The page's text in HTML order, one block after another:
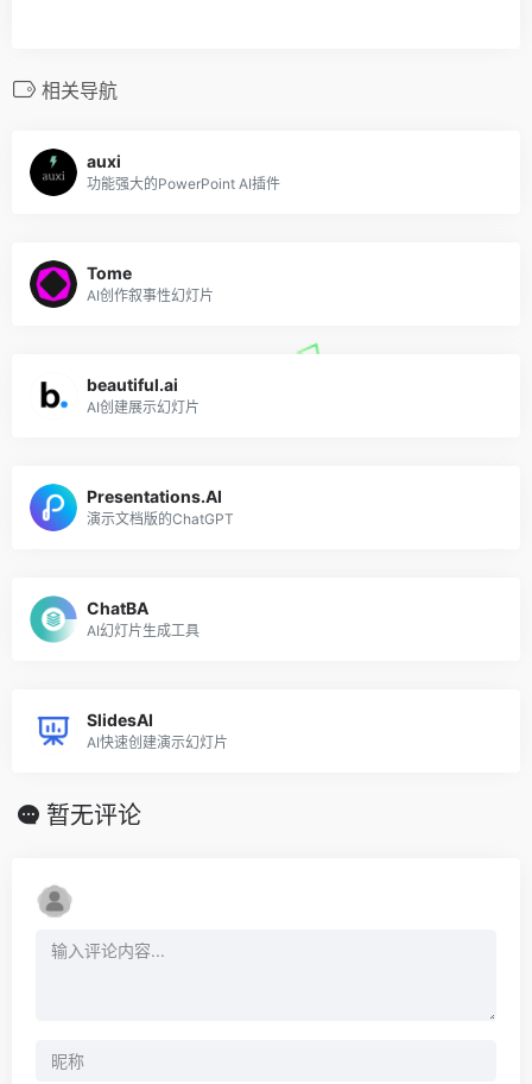
相关导航
auxi
功能强大的PowerPoint AI插件
Tome
AI创作叙事性幻灯片
beautiful.ai
AI创建展示幻灯片
Presentations.AI
演示文档版的ChatGPT
ChatBA
AI幻灯片生成工具
SlidesAI
AI快速创建演示幻灯片
暂无评论